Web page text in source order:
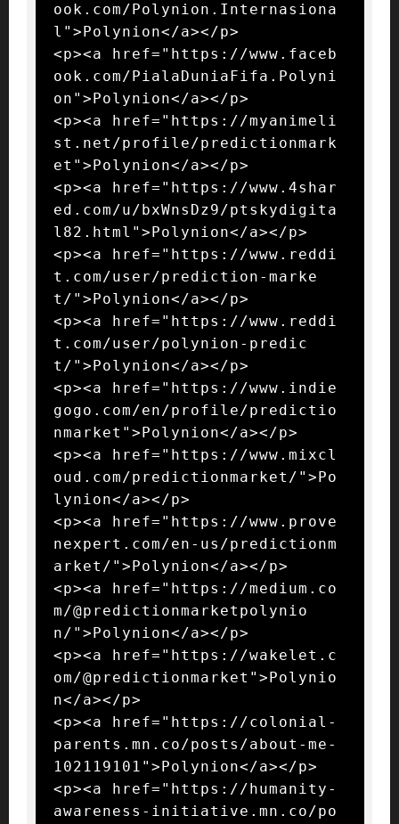
ook.com/Polynion.Internasiona
l">Polynion</a></p>
<p><a href="https://www.faceb
ook.com/PialaDuniaFifa.Polyni
on">Polynion</a></p>
<p><a href="https://myanimeli
st.net/profile/predictionmark
et">Polynion</a></p>
<p><a href="https://www.4shar
ed.com/u/bxWnsDz9/ptskydigita
l82.html">Polynion</a></p>
<p><a href="https://www.reddi
t.com/user/prediction-marke
t/">Polynion</a></p>
<p><a href="https://www.reddi
t.com/user/polynion-predic
t/">Polynion</a></p>
<p><a href="https://www.indie
gogo.com/en/profile/predictio
nmarket">Polynion</a></p>
<p><a href="https://www.mixcl
oud.com/predictionmarket/">Po
lynion</a></p>
<p><a href="https://www.prove
nexpert.com/en-us/predictionm
arket/">Polynion</a></p>
<p><a href="https://medium.co
m/@predictionmarketpolynio
n/">Polynion</a></p>
<p><a href="https://wakelet.c
om/@predictionmarket">Polynio
n</a></p>
<p><a href="https://colonial-
parents.mn.co/posts/about-me-
102119101">Polynion</a></p>
<p><a href="https://humanity-
awareness-initiative.mn.co/po